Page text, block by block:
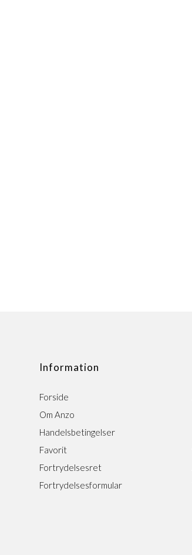
Information
Forside
Om Anzo
Handelsbetingelser
Favorit
Fortrydelsesret
Fortrydelsesformular